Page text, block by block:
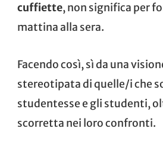
cuffiette, non significa per
mattina alla sera.
Facendo così, sì da una
stereotipata di quelle/i che
studentesse e gli studenti,
scorretta nei loro confronti.